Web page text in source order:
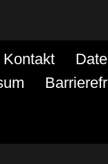
Kontakt